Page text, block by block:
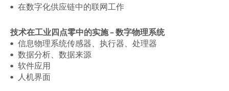
在数字化供应链中的联网工作
技术在工业四点零中的实施 - 数字物理系统
信息物理系统传感器、执行器、处理器
数据分析、数据来源
软件应用
人机界面